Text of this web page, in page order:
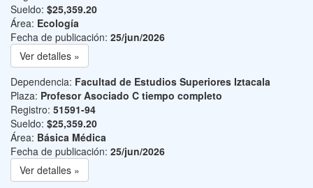
Sueldo: $25,359.20
Área: Ecología
Fecha de publicación: 25/jun/2026
Ver detalles »
Dependencia: Facultad de Estudios Superiores Iztacala
Plaza: Profesor Asociado C tiempo completo
Registro: 51591-94
Sueldo: $25,359.20
Área: Básica Médica
Fecha de publicación: 25/jun/2026
Ver detalles »